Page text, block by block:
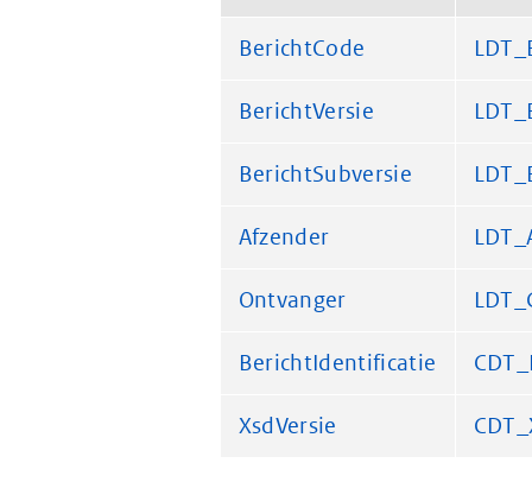
BerichtCode
BerichtVersie
BerichtSubversie
Afzender
Ontvanger
BerichtIdentificatie
XsdVersie